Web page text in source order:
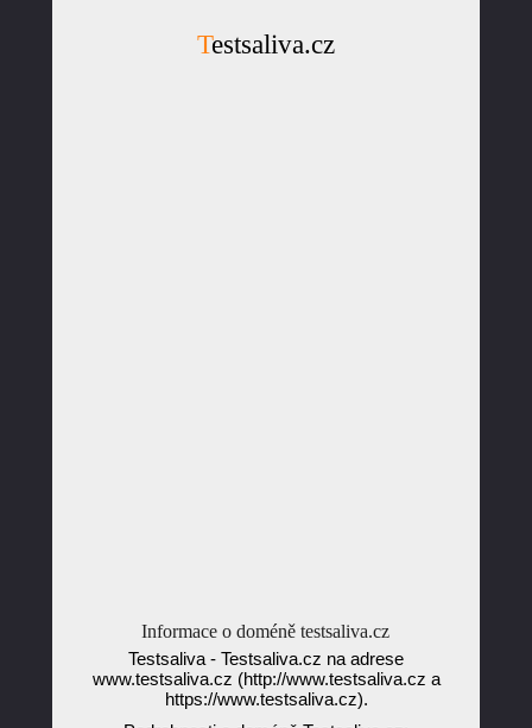
Testsaliva.cz
Informace o doméně testsaliva.cz
Testsaliva - Testsaliva.cz na adrese
www.testsaliva.cz (http://www.testsaliva.cz a
https://www.testsaliva.cz).